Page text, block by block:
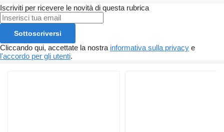
Iscriviti per ricevere le novità di questa rubrica
Sottoscriversi
Cliccando qui, accettate la nostra informativa sulla privacy e
l'accordo per gli utenti.